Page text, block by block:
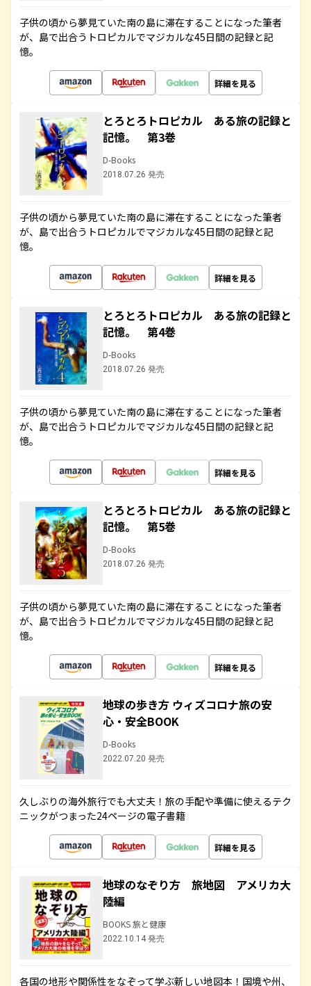
子供の頃から夢見ていた南の島に滞在することになった筆者
が、島で出合うトロピカルでマジカルな45日間の記録と記
憶。
詳細を見る
とろとろトロピカル ある旅の記録と
記憶。 第3巻
D-Books
2018.07.26 発売
子供の頃から夢見ていた南の島に滞在することになった筆者
が、島で出合うトロピカルでマジカルな45日間の記録と記
憶。
詳細を見る
とろとろトロピカル ある旅の記録と
記憶。 第4巻
D-Books
2018.07.26 発売
子供の頃から夢見ていた南の島に滞在することになった筆者
が、島で出合うトロピカルでマジカルな45日間の記録と記
憶。
詳細を見る
とろとろトロピカル ある旅の記録と
記憶。 第5巻
D-Books
2018.07.26 発売
子供の頃から夢見ていた南の島に滞在することになった筆者
が、島で出合うトロピカルでマジカルな45日間の記録と記
憶。
詳細を見る
地球の歩き方 ウィズコロナ旅の安
心・安全BOOK
D-Books
2022.07.20 発売
久しぶりの海外旅行でも大丈夫！旅の手配や準備に使えるテク
ニックがつまった24ページの電子書籍
詳細を見る
地球のなぞり方 旅地図 アメリカ大
陸編
BOOKS 旅と健康
2022.10.14 発売
各国の地形や関係性をなぞって学ぶ新しい地図本！国境や州、